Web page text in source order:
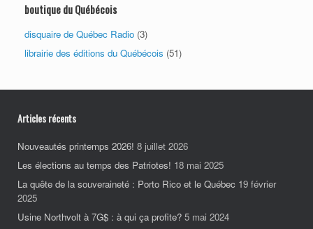
boutique du Québécois
disquaire de Québec Radio (3)
librairie des éditions du Québécois (51)
Articles récents
Nouveautés printemps 2026! 8 juillet 2026
Les élections au temps des Patriotes! 18 mai 2025
La quête de la souveraineté : Porto Rico et le Québec 19 février
2025
Usine Northvolt à 7G$ : à qui ça profite? 5 mai 2024